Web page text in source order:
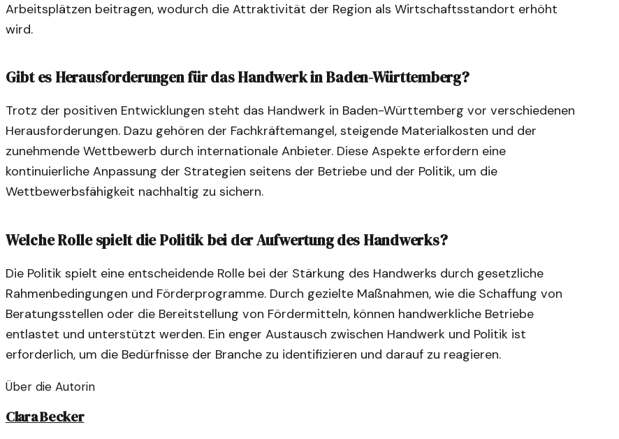
Arbeitsplätzen beitragen, wodurch die Attraktivität der Region als Wirtschaftsstandort erhöht
wird.
Gibt es Herausforderungen für das Handwerk in Baden-Württemberg?
Trotz der positiven Entwicklungen steht das Handwerk in Baden-Württemberg vor verschiedenen
Herausforderungen. Dazu gehören der Fachkräftemangel, steigende Materialkosten und der
zunehmende Wettbewerb durch internationale Anbieter. Diese Aspekte erfordern eine
kontinuierliche Anpassung der Strategien seitens der Betriebe und der Politik, um die
Wettbewerbsfähigkeit nachhaltig zu sichern.
Welche Rolle spielt die Politik bei der Aufwertung des Handwerks?
Die Politik spielt eine entscheidende Rolle bei der Stärkung des Handwerks durch gesetzliche
Rahmenbedingungen und Förderprogramme. Durch gezielte Maßnahmen, wie die Schaffung von
Beratungsstellen oder die Bereitstellung von Fördermitteln, können handwerkliche Betriebe
entlastet und unterstützt werden. Ein enger Austausch zwischen Handwerk und Politik ist
erforderlich, um die Bedürfnisse der Branche zu identifizieren und darauf zu reagieren.
Über die Autorin
Clara Becker